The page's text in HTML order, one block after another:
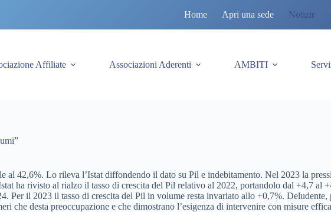
Home Apri una sede Notizie
Affiliate Associazioni Aderenti AMBITI
al 42,6%. Lo rileva l’Istat diffondendo il dato su Pil e indebitamento. Nel 2023 la
ha rivisto al rialzo il tasso di crescita del Pil relativo al 2022, portandolo dal +4,7 al
Per il 2023 il tasso di crescita del Pil in volume resta invariato allo +0,7%.
che desta preoccupazione e che dimostrano l’esigenza di intervenire con misure